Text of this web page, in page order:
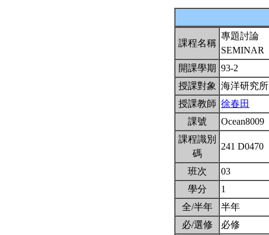
課程名稱
專題討論
SEMINAR
開課學期 93-2
授課對象 海洋研究所
授課教師 徐春田
課號
Ocean8009
課程識別
碼
241 D0470
班次
03
學分
1
全/半年
半年
必/選修
必修